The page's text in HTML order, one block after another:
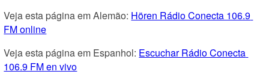
Veja esta página em Alemão: Hören Rádio Conecta 106.9
FM online
Veja esta página em Espanhol: Escuchar Rádio Conecta
106.9 FM en vivo